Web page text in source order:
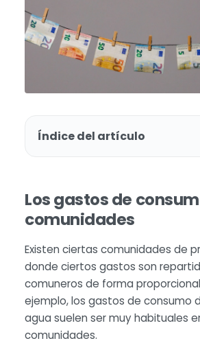
Índice del artículo
Los gastos de
comunidades
Existen ciertas comunidades de
donde ciertos gastos son
comuneros de forma
ejemplo, los gastos de consumo
agua suelen ser muy habituales
comunidades.